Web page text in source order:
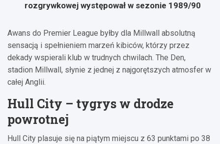
rozgrywkowej występował w sezonie 1989/90
Awans do Premier League byłby dla Millwall absolutną
sensacją i spełnieniem marzeń kibiców, którzy przez
dekady wspierali klub w trudnych chwilach. The Den,
stadion Millwall, słynie z jednej z najgorętszych atmosfer w
całej Anglii.
Hull City – tygrys w drodze
powrotnej
Hull City plasuje się na piątym miejscu z 63 punktami po 38